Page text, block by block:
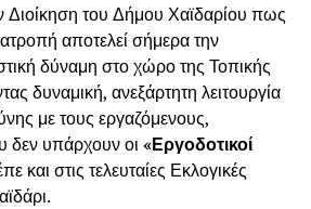
Διοίκηση του Δήμου Χαϊδαρίου πως
αποτελεί σήμερα την
δύναμη στο χώρο της Τοπικής
δυναμική, ανεξάρτητη λειτουργία
με τους εργαζόμενους,
δεν υπάρχουν οι «Εργοδοτικοί
και στις τελευταίες Εκλογικές